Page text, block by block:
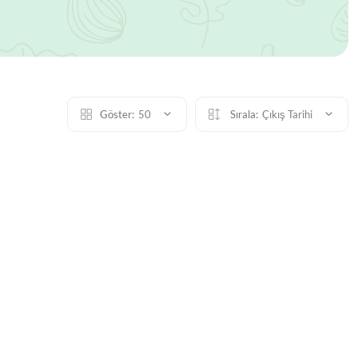
Göster: 50 Sırala: Çıkış Tarihi